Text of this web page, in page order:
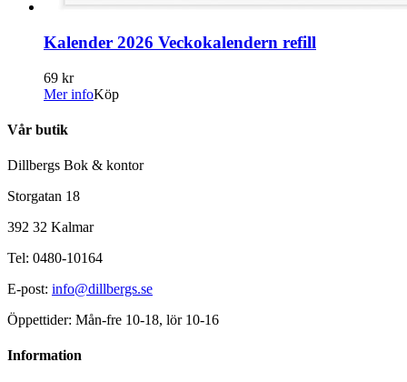
Kalender 2026 Veckokalendern refill
69 kr
Mer infoKöp
Vår butik
Dillbergs Bok & kontor
Storgatan 18
392 32 Kalmar
Tel: 0480-10164
E-post: info@dillbergs.se
Öppettider: Mån-fre 10-18, lör 10-16
Information